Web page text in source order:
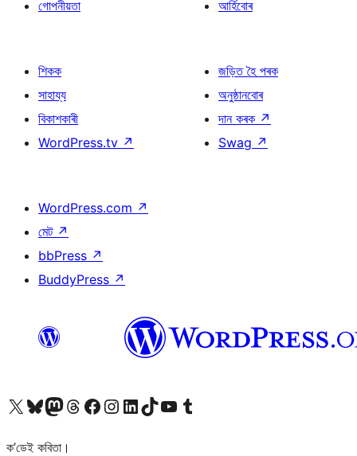
গোপনীয়তা
আৰ্হিবোৰ
শিকক
সাহায্য
বিকাশকাৰী
WordPress.tv ↗
জড়িত হৈ পৰক
অনুষ্ঠানবোৰ
দান কৰক ↗
Swag ↗
WordPress.com ↗
মেট ↗
bbPress ↗
BuddyPress ↗
আমাৰ X (আগৰ Twitter) একাউণ্টলৈ যাওকআমাৰ Bluesky একাউণ্টলৈ যাওকআমাৰ Mastodon একাউণ্টলৈ যাওকআমাৰ Threads একাউণ্টলৈ যাওকআমাৰ Facebook পৃষ্ঠালৈ যাওকআমাৰ Instagram একাউণ্টলৈ যাওকআমাৰ LinkedIn একাউণ্টলৈ যাওকআমাৰ TikTok একাউণ্টলৈ যাওকআমাৰ YouTube চেনেললৈ যাওকআমাৰ Tumblr একাউণ্টলৈ যাওক
ক’ডেই কবিতা।